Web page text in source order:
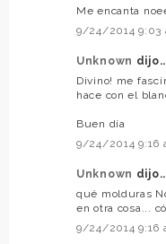
Me encanta
9/24/2014 9:03
Unknown
Divino! me
hace con el
Buen día
9/24/2014 9:16
Unknown
qué molduras
en otra cosa...
9/24/2014 9:16